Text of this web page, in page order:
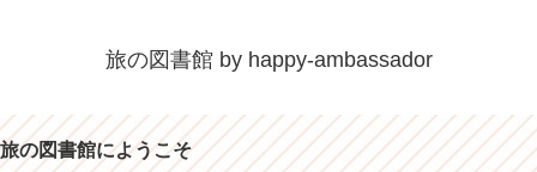
旅の図書館 by happy-ambassador
旅の図書館にようこそ